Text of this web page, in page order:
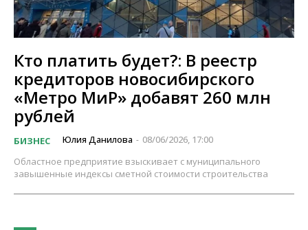
Кто платить будет?: В реестр
кредиторов новосибирского
«Метро МиР» добавят 260 млн
рублей
БИЗНЕС Юлия Данилова - 08/06/2026, 17:00
Областное предприятие взыскивает с муниципального
завышенные индексы сметной стоимости строительства